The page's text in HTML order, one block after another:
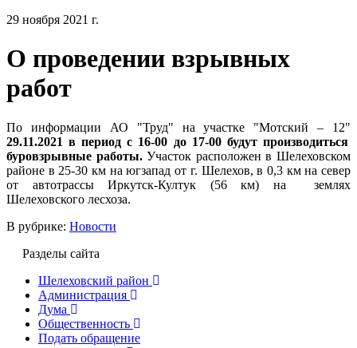
29 ноября 2021 г.
О проведении взрывных
работ
По информации АО "Труд" на участке "Мотский – 12"
29.11.2021 в период с 16-00 до 17-00 будут производиться
буровзрывные работы.Участок расположен в Шелеховском
районе в 25-30 км на югзапад от г. Шелехов, в 0,3 км на север
от автотрассы Иркутск-Култук (56 км) на землях
Шелеховского лесхоза.
В рубрике: Новости
Разделы сайта
Шелеховский район
Администрация
Дума
Общественность
Подать обращение